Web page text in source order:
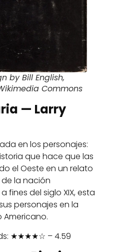
by Bill English,
Commons
— Larry
en los personajes:
que hace que las
el Oeste en un relato
la nación
fines del siglo XIX, esta
personajes en la
Americano.
★★★★☆ – 4.59